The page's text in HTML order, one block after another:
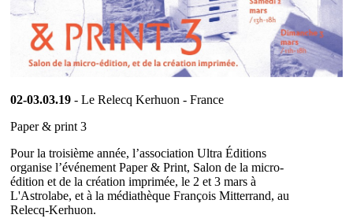
02-03.03.19 - Le Relecq Kerhuon - France
Paper & print 3
Pour la troisième année, l’association Ultra Éditions
organise l’événement Paper & Print, Salon de la micro-
édition et de la création imprimée, le 2 et 3 mars à
L'Astrolabe, et à la médiathèque François Mitterrand, au
Relecq-Kerhuon.